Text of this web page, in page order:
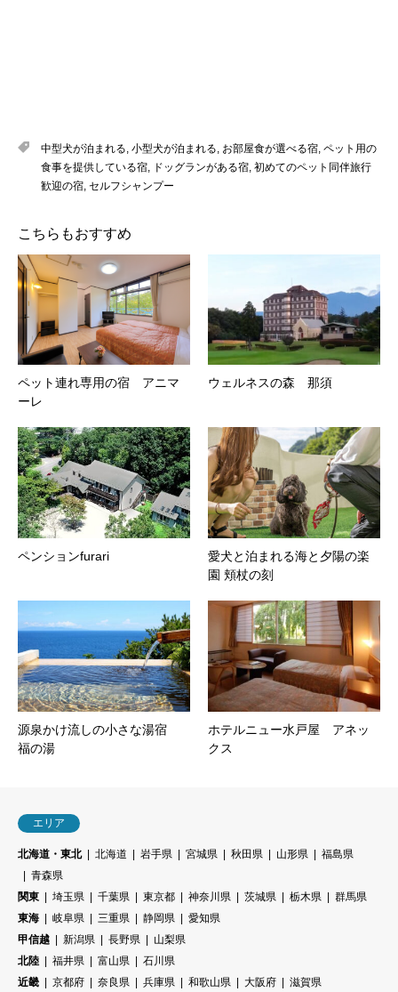
中型犬が泊まれる 小型犬が泊まれる お部屋食が選べる宿 ペット用の
食事を提供している宿
ドッグランがある宿 初めてのペット同伴旅行
歓迎の宿 セルフシャンプー
こちらもおすすめ
ペット連れ専用の宿 アニマ
ーレ
ウェルネスの森 那須
ペンションfurari
愛犬と泊まれる海と夕陽の楽
園 頬杖の刻
源泉かけ流しの小さな湯宿
福の湯
ホテルニュー水戸屋 アネッ
クス
エリア
北海道・東北 北海道 岩手県 宮城県 秋田県 山形県
福島県
青森県
関東
埼玉県 千葉県 東京都 神奈川県 茨城県 栃木県
群馬県
東海
岐阜県 三重県 静岡県
愛知県
甲信越
新潟県 長野県
山梨県
北陸
福井県 富山県
石川県
近畿
京都府 奈良県 兵庫県 和歌山県 大阪府
滋賀県